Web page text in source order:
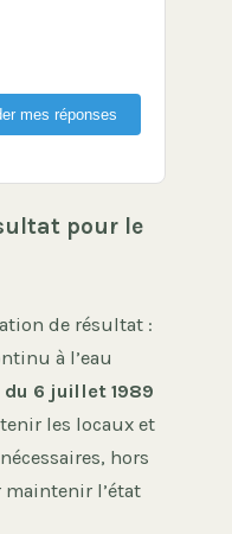
mes réponses
pour le
de résultat :
à l’eau
du 6 juillet 1989
les locaux et
hors
l’état